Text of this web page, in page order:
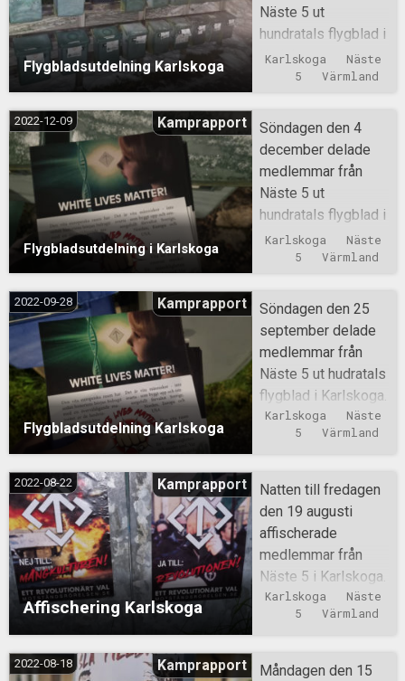
Flygbladsutdelning Karlskoga
Näste 5 ut
hundratals flygblad i
Karlskoga.
Karlskoga
Näste
5
Värmland
Flygbladsutdelning i Karlskoga
2022-12-09 Kamprapport
Söndagen den 4
december delade
medlemmar från
Näste 5 ut
hundratals flygblad i
Karlskoga.
Karlskoga
Näste
5
Värmland
Flygbladsutdelning Karlskoga
2022-09-28 Kamprapport
Söndagen den 25
september delade
medlemmar från
Näste 5 ut hudratals
flygblad i Karlskoga.
Karlskoga
Näste
5
Värmland
Affischering Karlskoga
2022-08-22 Kamprapport
Natten till fredagen
den 19 augusti
affischerade
medlemmar från
Näste 5 i Karlskoga.
Karlskoga
Näste
5
Värmland
2022-08-18 Kamprapport
Måndagen den 15